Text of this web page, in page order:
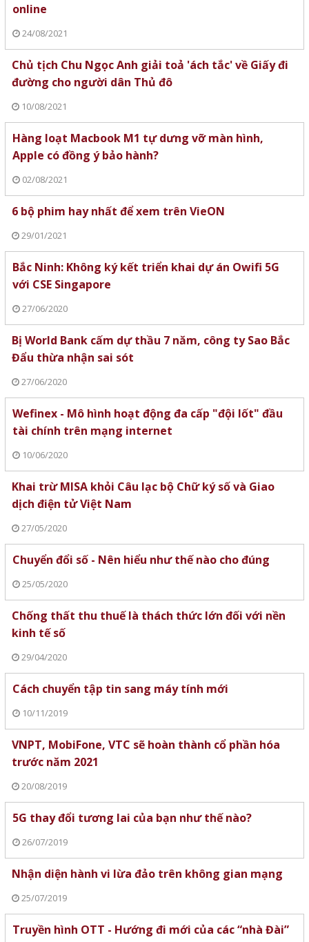
online
24/08/2021
Chủ tịch Chu Ngọc Anh giải toả 'ách tắc' về Giấy đi
đường cho người dân Thủ đô
10/08/2021
Hàng loạt Macbook M1 tự dưng vỡ màn hình,
Apple có đồng ý bảo hành?
02/08/2021
6 bộ phim hay nhất để xem trên VieON
29/01/2021
Bắc Ninh: Không ký kết triển khai dự án Owifi 5G
với CSE Singapore
27/06/2020
Bị World Bank cấm dự thầu 7 năm, công ty Sao Bắc
Đẩu thừa nhận sai sót
27/06/2020
Wefinex - Mô hình hoạt động đa cấp "đội lốt" đầu
tài chính trên mạng internet
10/06/2020
Khai trừ MISA khỏi Câu lạc bộ Chữ ký số và Giao
dịch điện tử Việt Nam
27/05/2020
Chuyển đổi số - Nên hiểu như thế nào cho đúng
25/05/2020
Chống thất thu thuế là thách thức lớn đối với nền
kinh tế số
29/04/2020
Cách chuyển tập tin sang máy tính mới
10/11/2019
VNPT, MobiFone, VTC sẽ hoàn thành cổ phần hóa
trước năm 2021
20/08/2019
5G thay đổi tương lai của bạn như thế nào?
26/07/2019
Nhận diện hành vi lừa đảo trên không gian mạng
25/07/2019
Truyền hình OTT - Hướng đi mới của các “nhà Đài”